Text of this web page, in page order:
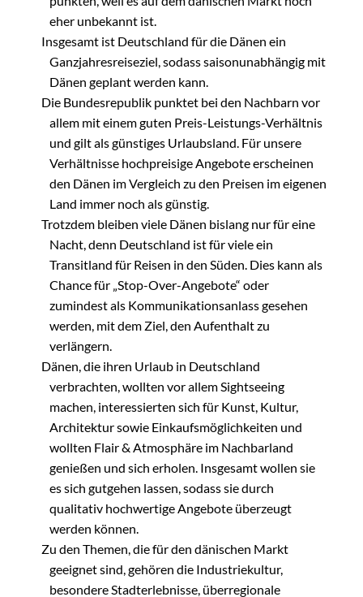
eher unbekannt ist.
Insgesamt ist Deutschland für die Dänen ein
Ganzjahresreiseziel, sodass saisonunabhängig mit
Dänen geplant werden kann.
Die Bundesrepublik punktet bei den Nachbarn vor
allem mit einem guten Preis-Leistungs-Verhältnis
und gilt als günstiges Urlaubsland. Für unsere
Verhältnisse hochpreisige Angebote erscheinen
den Dänen im Vergleich zu den Preisen im eigenen
Land immer noch als günstig.
Trotzdem bleiben viele Dänen bislang nur für eine
Nacht, denn Deutschland ist für viele ein
Transitland für Reisen in den Süden. Dies kann als
Chance für „Stop-Over-Angebote“ oder
zumindest als Kommunikationsanlass gesehen
werden, mit dem Ziel, den Aufenthalt zu
verlängern.
Dänen, die ihren Urlaub in Deutschland
verbrachten, wollten vor allem Sightseeing
machen, interessierten sich für Kunst, Kultur,
Architektur sowie Einkaufsmöglichkeiten und
wollten Flair & Atmosphäre im Nachbarland
genießen und sich erholen. Insgesamt wollen sie
es sich gutgehen lassen, sodass sie durch
qualitativ hochwertige Angebote überzeugt
werden können.
Zu den Themen, die für den dänischen Markt
geeignet sind, gehören die Industriekultur,
besondere Stadterlebnisse, überregionale